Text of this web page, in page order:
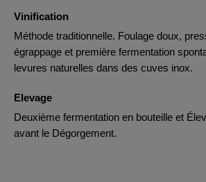
Vinification
Méthode traditionnelle. Foulage doux,
égrappage et première fermentation
levures naturelles dans des cuves inox.
Elevage
Deuxième fermentation en bouteille et
avant le Dégorgement.